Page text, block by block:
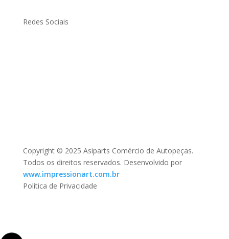
Redes Sociais
Copyright © 2025 Asiparts Comércio de Autopeças.
Todos os direitos reservados. Desenvolvido por
www.impressionart.com.br
Política de Privacidade